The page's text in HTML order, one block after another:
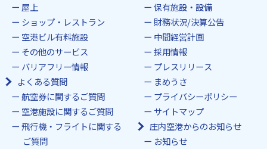
屋上
ショップ・レストラン
空港ビル有料施設
その他のサービス
バリアフリー情報
よくある質問
航空券に関するご質問
空港施設に関するご質問
飛行機・フライトに関する
ご質問
保有施設・設備
財務状況/決算公告
中間経営計画
採用情報
プレスリリース
まめうさ
プライバシーポリシー
サイトマップ
庄内空港からのお知らせ
お知らせ